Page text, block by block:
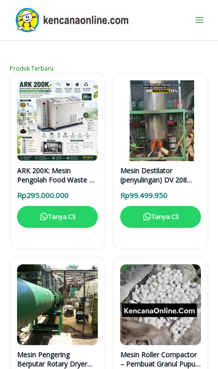
konten
Produk Terbaru
ARK 200K: Mesin
Pengolah Food Waste 24
Restoran, dan Kafe
Rp295.000.000
Tanya CS
Mesin Destilator
(penyulingan) DV 208
Rp99.499.950
Tanya CS
Mesin Pengering
Berputar Rotary Dryer
Mesin Roller Compactor
– Pembuat Granul Pupuk